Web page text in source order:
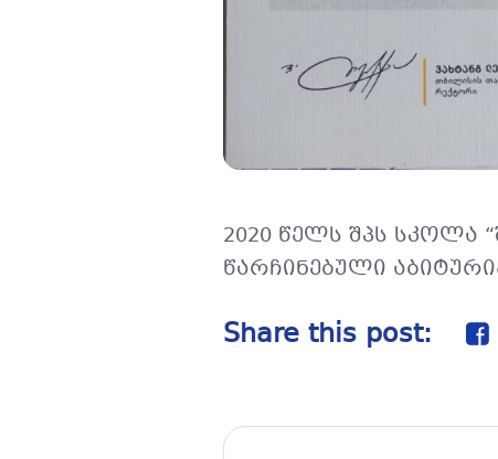
2020 წელს შპს სკოლა
წარჩინებული
Share this post: